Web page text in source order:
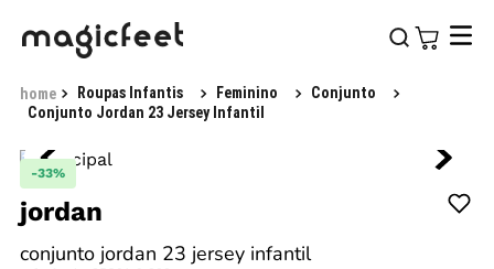
Roupas Infantis Feminino
Conjunto
Conjunto Jordan 23 Jersey Infantil
-33%
jordan
conjunto jordan 23 jersey infantil